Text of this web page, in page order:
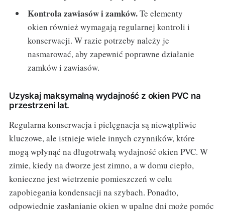
Kontrola zawiasów i zamków.Te elementy
okien również wymagają regularnej kontroli i
konserwacji. W razie potrzeby należy je
nasmarować, aby zapewnić poprawne działanie
zamków i zawiasów.
Uzyskaj maksymalną wydajność z okien PVC na
przestrzeni lat.
Regularna konserwacja i pielęgnacja są niewątpliwie
kluczowe, ale istnieje wiele innych czynników, które
mogą wpłynąć na długotrwałą wydajność okien PVC. W
zimie, kiedy na dworze jest zimno, a w domu ciepło,
konieczne jest wietrzenie pomieszczeń w celu
zapobiegania kondensacji na szybach. Ponadto,
odpowiednie zasłanianie okien w upalne dni może pomóc